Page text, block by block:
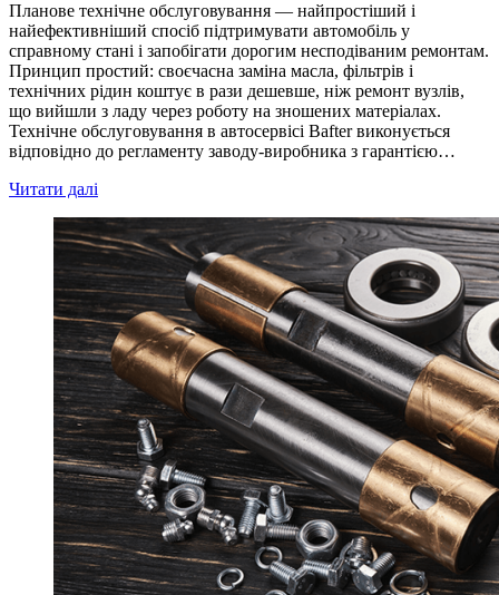
Планове технічне обслуговування — найпростіший і
найефективніший спосіб підтримувати автомобіль у
справному стані і запобігати дорогим несподіваним ремонтам.
Принцип простий: своєчасна заміна масла, фільтрів і
технічних рідин коштує в рази дешевше, ніж ремонт вузлів,
що вийшли з ладу через роботу на зношених матеріалах.
Технічне обслуговування в автосервісі Bafter виконується
відповідно до регламенту заводу-виробника з гарантією…
Читати далі